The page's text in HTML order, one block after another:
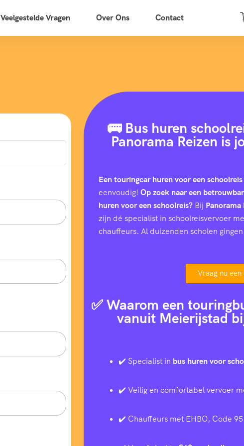
Veelgestelde Vragen Over Ons Contact
🚌 Bus huren
Panorama Reizen is
Een touringcar huren voor een
eenvoudig! Op zoek naar een
huren voor een schoolreis? Bij Panorama
zijn dé specialist in schoolreisvervoer
chauffeurs. Al duizenden scholen
Vraag nu
✅ Waarom een
vanuit Meierijstad
✔️ Specialist in bus huren voor
✔️ Veilig en comfortabel vervoer
✔️ Chauffeurs met EHBO, Code